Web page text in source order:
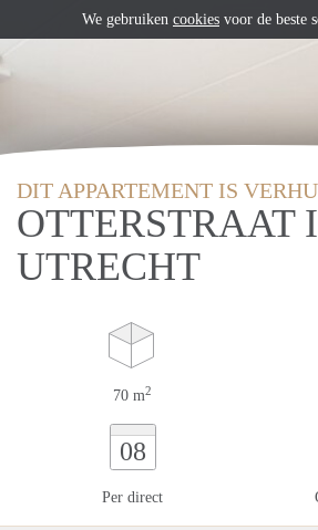
DIT APPARTEMENT IS
OTTERSTRAAT
UTRECHT
70 m2
08
Per direct
We gebruiken cookies voor de beste